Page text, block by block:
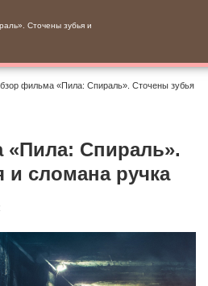
Сточены зубья и
фильма «Пила: Спираль». Сточены зубья
Спираль».
и сломана ручка